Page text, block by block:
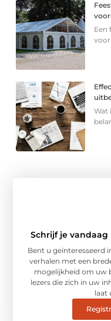
Een
Wat
Schrijf je
Bent u geïnteresseerd
verhalen met een
mogelijkheid om uw
lezers die zich in uw
laat